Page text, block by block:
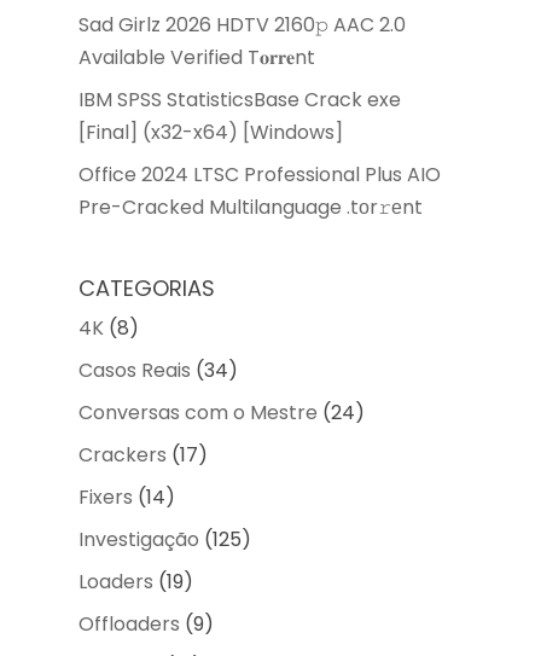
Sad Girlz 2026 HDTV 2160𝚙 AAC 2.0
Available Verified T𝐨𝐫𝐫𝐞nt
IBM SPSS StatisticsBase Crack exe
[Final] (x32-x64) [Windows]
Office 2024 LTSC Professional Plus AIO
Pre-Cracked Multilanguage .tоr𝚛еnt
CATEGORIAS
4K(8)
Casos Reais (34)
Conversas com o Mestre (24)
Crackers (17)
Fixers (14)
Investigação (125)
Loaders (19)
Offloaders (9)